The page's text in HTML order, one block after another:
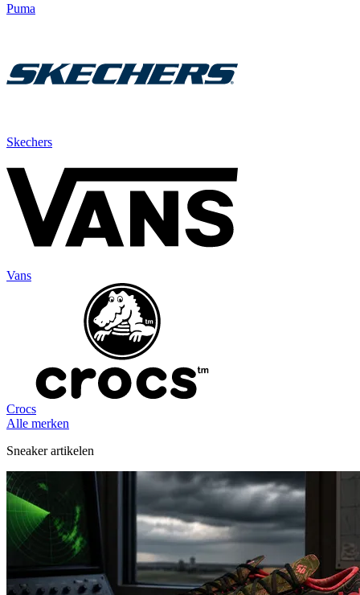
Puma
Skechers
Vans
Crocs
Alle merken
Sneaker artikelen